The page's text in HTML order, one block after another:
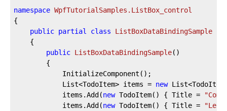
namespace WpfTutorialSamples.ListBox_control
{
public partial class ListBoxDataBindingSample
public ListBoxDataBindingSample( )
			List<TodoItem> items =
new
			items.Add(
new TodoItem() { Title =
			items.Add(
new TodoItem() { Title =